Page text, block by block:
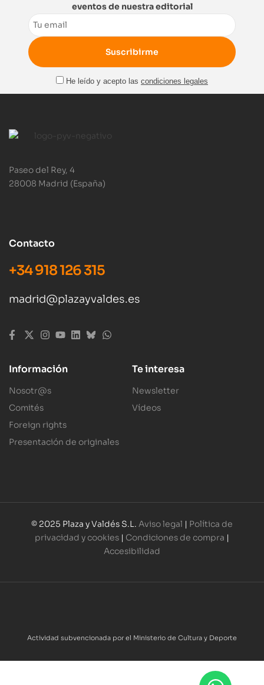
eventos de nuestra editorial
Email
He leído y acepto las condiciones legales
Paseo del Rey, 4
28008 Madrid (España)
Contacto
+34 918 126 315
madrid@plazayvaldes.es
Información
Nosotr@s
Comités
Foreign rights
Presentación de originales
Te interesa
Newsletter
Vídeos
© 2025 Plaza y Valdés S.L. Aviso legal | Política de
privacidad y cookies | Condiciones de compra |
Accesibilidad
Actividad subvencionada por el Ministerio de Cultura y Deporte